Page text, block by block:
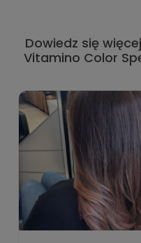
Dowiedz się
Vitamino Color